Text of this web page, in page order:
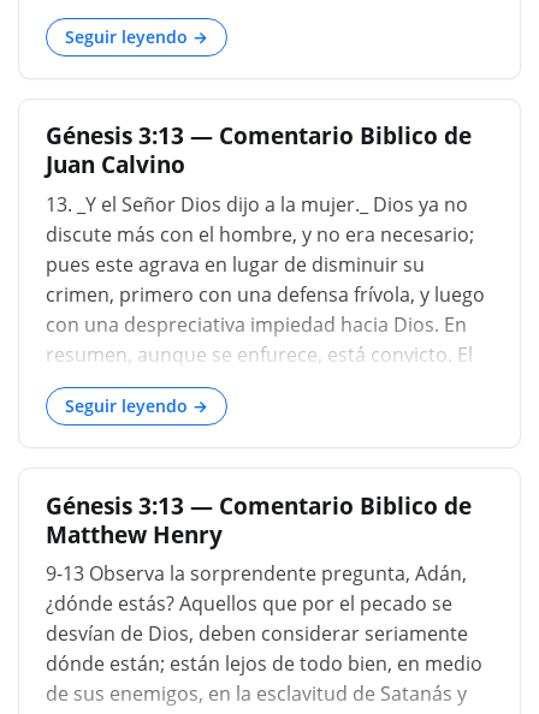
jardín. Fue al oír los primeros acentos de la
conocida voz que huyeron en precipitada
confusión, y se escondieron; de modo que no fue
sino hasta que fueron convocados de nuevo que
fueron sacados de la cubierta en la que se
esforzaron por ocultarse a sí mismos y a su
culpa. TUVE MIEDO PORQUE ESTABA DESNUDO.
La sensación de desnudez no podía producir
miedo, porque era sólo el efecto del pecado.
Pero Adam trató de evadir cualquier referencia a
la causa, llamando la atención sobre el efecto.
Hay aquí una apariencia de prevaricación, el
encubrimiento de la transgresión era imposible;
Seguir leyendo →
Génesis 3:13 — Comentario Biblico de
Juan Calvino
13. _Y el Señor Dios dijo a la mujer._ Dios ya no
discute más con el hombre, y no era necesario;
pues este agrava en lugar de disminuir su
crimen, primero con una defensa frívola, y luego
con una despreciativa impiedad hacia Dios. En
resumen, aunque se enfurece, está convicto. El
Juez se dirige ahora a la mujer, para que
escuchada la causa de ambos, finalmente
pronuncie sentencia. El antiguo intérprete
traduce así las palabras de Dios: '¿Por qué has
hecho esto?' (189) Pero la frase hebrea tiene más
vehemencia; es el lenguaje de alguien que se
asombra como ante algo prodigioso. Por lo
tanto, debería traducirse más bien como '¿Cómo
has hecho esto?' (190) como si dijera: '¿Cómo fue
posible que tu mente se tornara en un consejero
tan perverso para tu esposo?' La serpiente me
Seguir leyendo →
Génesis 3:13 — Comentario Biblico de
Matthew Henry
9-13 Observa la sorprendente pregunta, Adán,
¿dónde estás? Aquellos que por el pecado se
desvían de Dios, deben considerar seriamente
dónde están; están lejos de todo bien, en medio
de sus enemigos, en la esclavitud de Satanás y